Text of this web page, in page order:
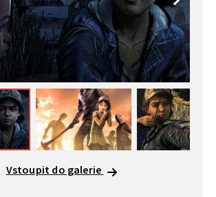
Vstoupit do galerie